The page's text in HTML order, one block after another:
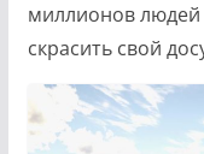
миллионов людей
скрасить свой